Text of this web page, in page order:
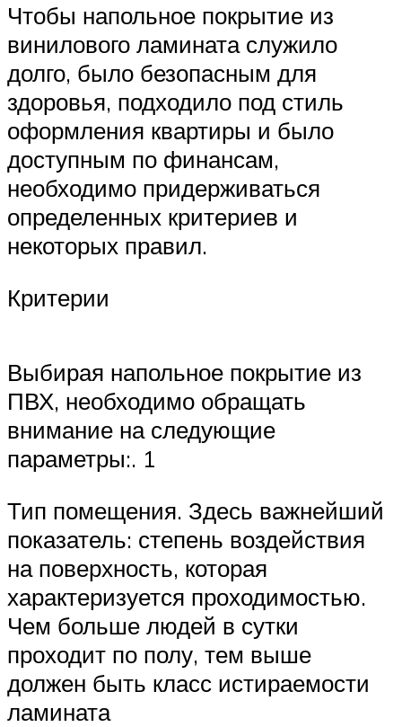
Чтобы напольное покрытие из
винилового ламината служило
долго, было безопасным для
здоровья, подходило под стиль
оформления квартиры и было
доступным по финансам,
необходимо придерживаться
определенных критериев и
некоторых правил.
Критерии
Выбирая напольное покрытие из
ПВХ, необходимо обращать
внимание на следующие
параметры:. 1
Тип помещения. Здесь важнейший
показатель: степень воздействия
на поверхность, которая
характеризуется проходимостью.
Чем больше людей в сутки
проходит по полу, тем выше
должен быть класс истираемости
ламината